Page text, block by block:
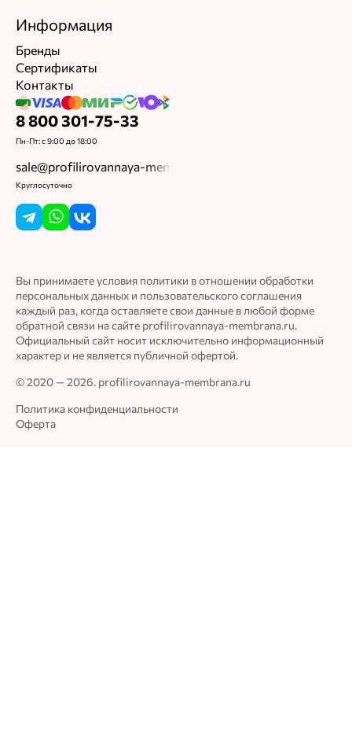
Информация
Бренды
Сертификаты
Контакты
8 800 301-75-33
Пн-Пт: с 9:00 до 18:00
sale@profilirovannaya-membrana.ru
Круглосуточно
Вы принимаете условия политики в отношении обработки
персональных данных и пользовательского соглашения
каждый раз, когда оставляете свои данные в любой форме
обратной связи на сайте profilirovannaya-membrana.ru.
Официальный сайт носит исключительно информационный
характер и не является публичной офертой.
© 2020 — 2026. profilirovannaya-membrana.ru
Политика конфиденциальности
Оферта